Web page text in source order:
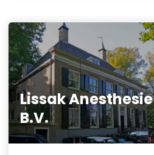
Lissak Anesthesie
B.V.